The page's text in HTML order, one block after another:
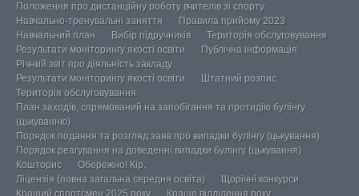
Положення про дистанційну роботу вчителів зі спорту
Навчально-тренувальні заняття
Правила прийому 2023
Навчальний план
Вибір підручників
Територія обслуговування
Результати моніторингу якості освіти
Публічна інформація
Річний звіт про діяльність закладу
Результати моніторингу якості освіти
Штатний розпис
Територія обслуговування
План заходів, спрямований на запобігання та протидію булінгу
(цькуванню)
Порядок подання та розгляд заяв про випадки булінгу (цькування)
Порядок реагування на доведенні випадки булінгу (цькування)
Кошторис
Обережно! Кір.
Ліцензія (повна загальна середня освіта)
Щорічні конкурси